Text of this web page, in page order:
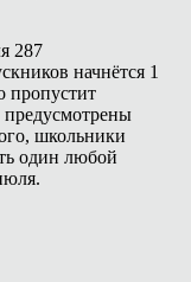
287
начнётся 1
пропустит
школьники
один любой